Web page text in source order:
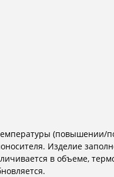
(повышении/
Изделие
в объеме,